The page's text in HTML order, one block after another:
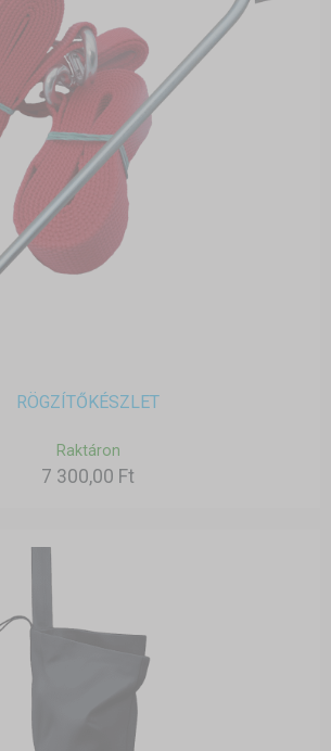
RÖGZÍTŐKÉSZLET
Raktáron
7 300,00 Ft